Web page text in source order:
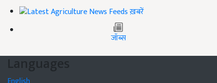
ख़बरें
जॉब्स
Languages